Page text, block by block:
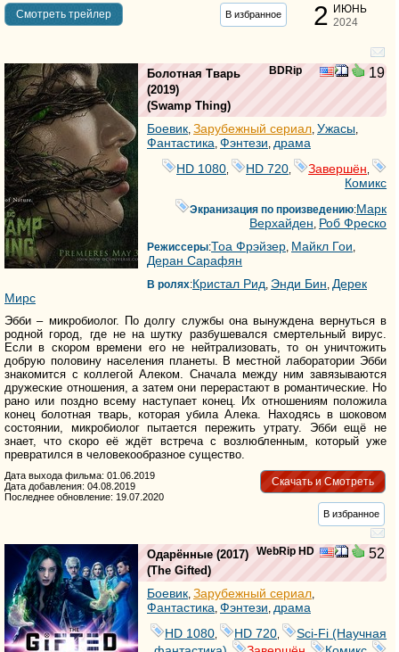
2 ИЮНЬ
2024
Cмотреть трейлер В избранное
BDRip 19
Болотная Тварь
(2019)
(Swamp Thing)
Боевик Зарубежный сериал Ужасы
Фантастика Фэнтези драма
HD 1080
HD 720 Завершён
Комикс
Экранизация по произведению:Марк
Верхайден Роб Фреско
Режиссеры:Тоа Фрэйзер Майкл Гои
Деран Сарафян
В ролях:Кристал Рид Энди Бин Дерек
Мирс
Эбби – микробиолог. По долгу службы она вынуждена вернуться в
родной город, где не на шутку разбушевался смертельный вирус.
Если в скором времени его не нейтрализовать, то он уничтожить
добрую половину населения планеты. В местной лаборатории Эбби
знакомится с коллегой Алеком. Сначала между ним завязываются
дружеские отношения, а затем они перерастают в романтические. Но
рано или поздно всему наступает конец. Их отношениям положила
конец болотная тварь, которая убила Алека. Находясь в шоковом
состоянии, микробиолог пытается пережить утрату. Эбби ещё не
знает, что скоро её ждёт встреча с возлюбленным, который уже
превратился в человекообразное существо.
Скачать и Смотреть
Дата выхода фильма: 01.06.2019
Дата добавления: 04.08.2019
Последнее обновление: 19.07.2020
В избранное
WebRip HD 52
Одарённые (2017)
(The Gifted)
Боевик, Зарубежный сериал,
Фантастика, Фэнтези, драма
HD 1080, HD 720,
Sci-Fi (Научная